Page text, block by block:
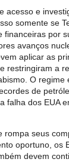
acesso e
somente se
financeiras por
avanços
aplicar as
restringiram a
O regime
de
falha dos EUA
rompa seus
oportuno, os
devem